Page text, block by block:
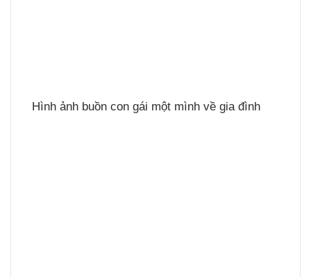
Hình ảnh buồn con gái một mình về gia đình